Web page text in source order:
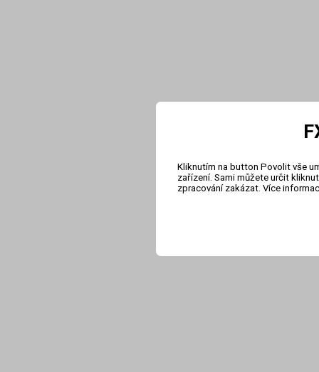
Kliknutím na button Povolit vše
zařízení. Sami můžete určit
zpracování zakázat. Více